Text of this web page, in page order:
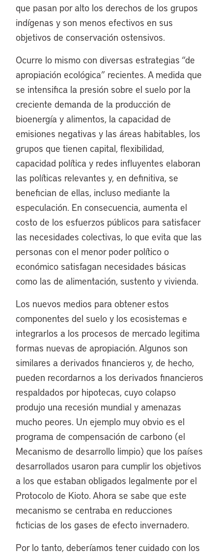
que pasan por alto los derechos de los grupos
indígenas y son menos efectivos en sus
objetivos de conservación ostensivos.
Ocurre lo mismo con diversas estrategias “de
apropiación ecológica” recientes. A medida que
se intensifica la presión sobre el suelo por la
creciente demanda de la producción de
bioenergía y alimentos, la capacidad de
emisiones negativas y las áreas habitables, los
grupos que tienen capital, flexibilidad,
capacidad política y redes influyentes elaboran
las políticas relevantes y, en definitiva, se
benefician de ellas, incluso mediante la
especulación. En consecuencia, aumenta el
costo de los esfuerzos públicos para satisfacer
las necesidades colectivas, lo que evita que las
personas con el menor poder político o
económico satisfagan necesidades básicas
como las de alimentación, sustento y vivienda.
Los nuevos medios para obtener estos
componentes del suelo y los ecosistemas e
integrarlos a los procesos de mercado legitima
formas nuevas de apropiación. Algunos son
similares a derivados financieros y, de hecho,
pueden recordarnos a los derivados financieros
respaldados por hipotecas, cuyo colapso
produjo una recesión mundial y amenazas
mucho peores. Un ejemplo muy obvio es el
programa de compensación de carbono (el
Mecanismo de desarrollo limpio) que los países
desarrollados usaron para cumplir los objetivos
a los que estaban obligados legalmente por el
Protocolo de Kioto. Ahora se sabe que este
mecanismo se centraba en reducciones
ficticias de los gases de efecto invernadero.
Por lo tanto, deberíamos tener cuidado con los